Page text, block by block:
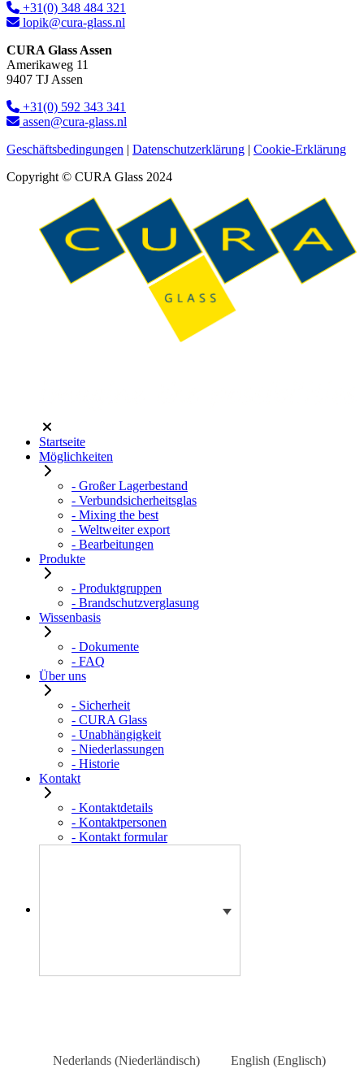
+31(0) 348 484 321
lopik@cura-glass.nl
CURA Glass Assen
Amerikaweg 11
9407 TJ Assen
+31(0) 592 343 341
assen@cura-glass.nl
Geschäftsbedingungen | Datenschutzerklärung | Cookie-Erklärung
Copyright © CURA Glass 2024
Startseite
Möglichkeiten
- Großer Lagerbestand
- Verbundsicherheitsglas
- Mixing the best
- Weltweiter export
- Bearbeitungen
Produkte
- Produktgruppen
- Brandschutzverglasung
Wissenbasis
- Dokumente
- FAQ
Über uns
- Sicherheit
- CURA Glass
- Unabhängigkeit
- Niederlassungen
- Historie
Kontakt
- Kontaktdetails
- Kontaktpersonen
- Kontakt formular
Nederlands (Niederländisch) English (Englisch)